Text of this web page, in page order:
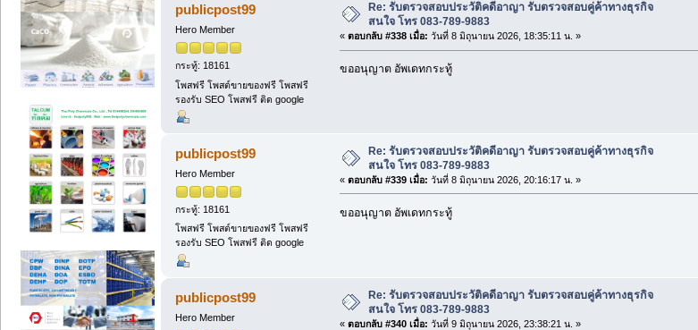
publicpost99
Hero Member
กระทู้: 18161
โพสฟรี โพสต์ขายของฟรี โพสฟรี
รองรับ SEO โพสฟรี ติด google
Re: รับตรวจสอบประวัติคดีอาญา รับตรวจสอบคู่ค้าทางธุรกิจ
สนใจ โทร 083-789-9883
« ตอบกลับ #338 เมื่อ: วันที่ 8 มิถุนายน 2026, 18:35:11 น. »
ขออนุญาต อัพเดทกระทู้
publicpost99
Hero Member
กระทู้: 18161
โพสฟรี โพสต์ขายของฟรี โพสฟรี
รองรับ SEO โพสฟรี ติด google
Re: รับตรวจสอบประวัติคดีอาญา รับตรวจสอบคู่ค้าทางธุรกิจ
สนใจ โทร 083-789-9883
« ตอบกลับ #339 เมื่อ: วันที่ 8 มิถุนายน 2026, 20:16:17 น. »
ขออนุญาต อัพเดทกระทู้
publicpost99
Hero Member
Re: รับตรวจสอบประวัติคดีอาญา รับตรวจสอบคู่ค้าทางธุรกิจ
สนใจ โทร 083-789-9883
« ตอบกลับ #340 เมื่อ: วันที่ 9 มิถุนายน 2026, 23:38:21 น. »